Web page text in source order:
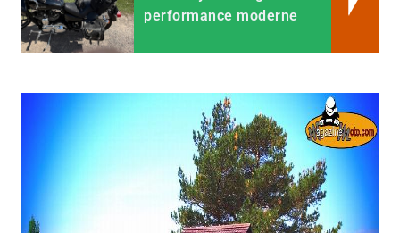
performance moderne